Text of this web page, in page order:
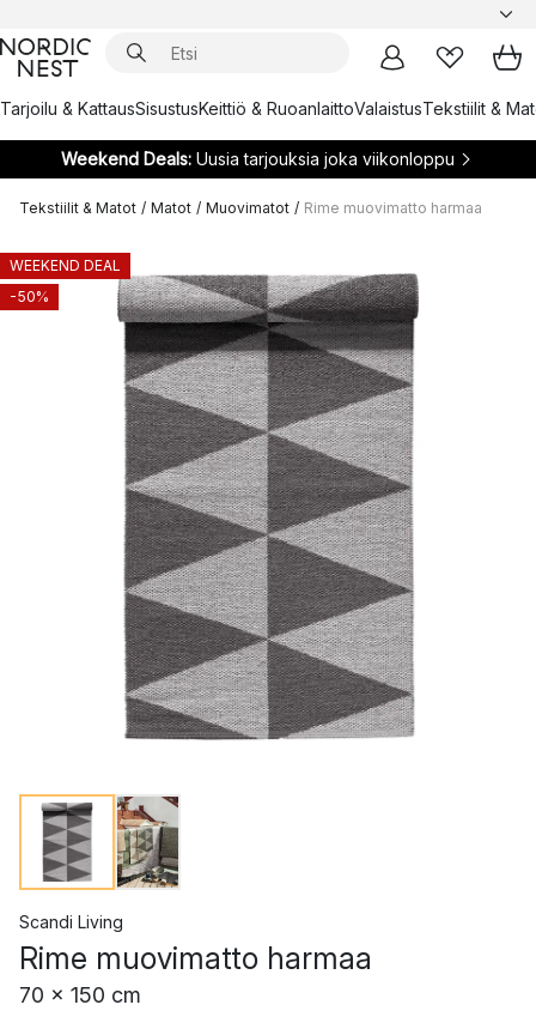
Tarjoilu & KattausSisustusKeittiö & RuoanlaittoValaistusTekstiilit &
Weekend Deals:Uusia tarjouksia joka viikonloppu
Tekstiilit & Matot / Matot / Muovimatot / Rime muovimatto harmaa
WEEKEND DEAL
-50%
Scandi Living
Rime muovimatto harmaa
70 x 150 cm